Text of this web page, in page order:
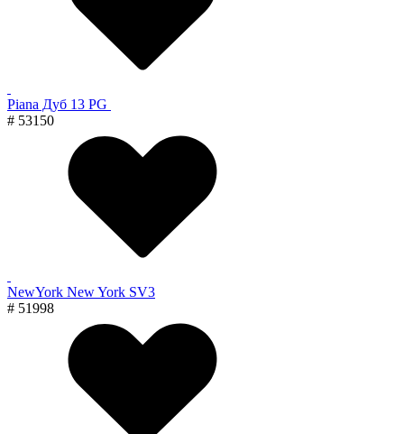
Piana Дуб 13 PG
# 53150
NewYork New York SV3
# 51998